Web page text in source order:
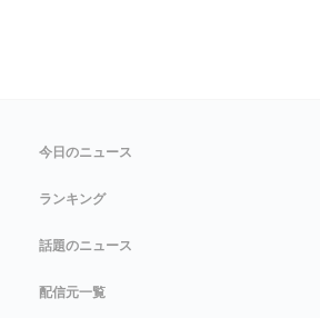
今日のニュース
ランキング
話題のニュース
配信元一覧